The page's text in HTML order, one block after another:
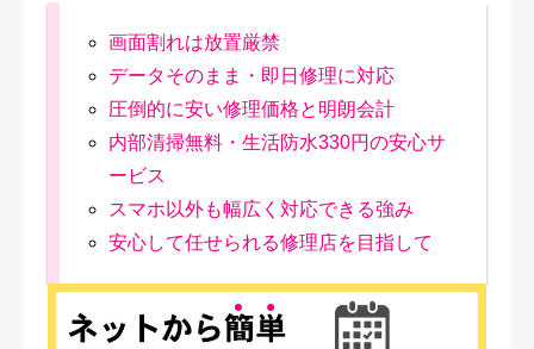
画面割れは放置厳禁
データそのまま・即日修理に対応
圧倒的に安い修理価格と明朗会計
内部清掃無料・生活防水330円の安心サ
ービス
スマホ以外も幅広く対応できる強み
安心して任せられる修理店を目指して